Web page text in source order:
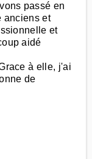
passé en
anciens et
et
aidé
à elle, j'ai
de